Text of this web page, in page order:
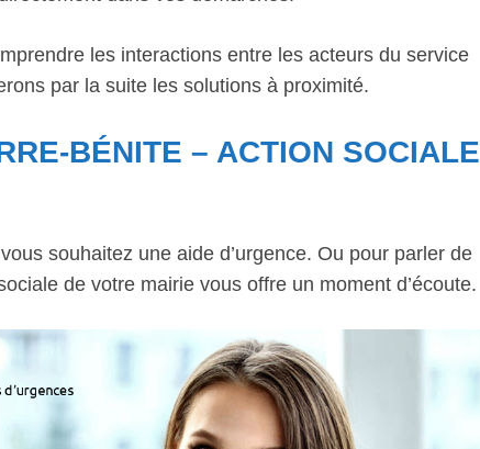
les interactions entre les acteurs du service
par la suite les solutions à proximité.
BÉNITE – ACTION SOCIALE
souhaitez une aide d’urgence. Ou pour parler de
de votre mairie vous offre un moment d’écoute.